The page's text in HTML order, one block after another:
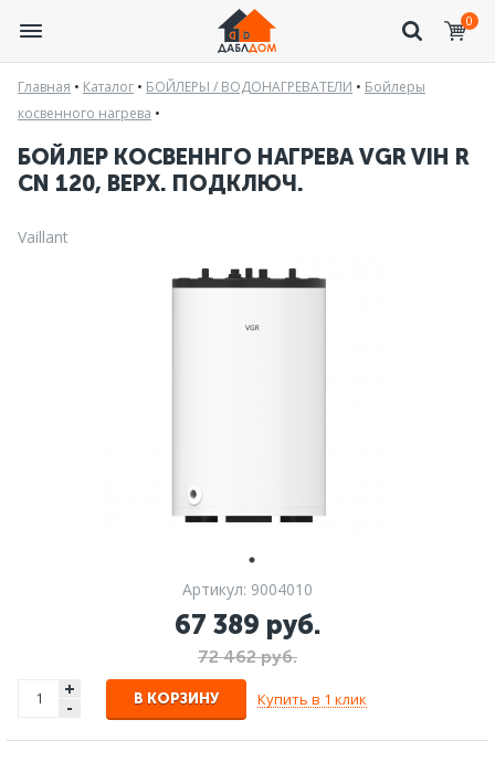
0
Главная • Каталог • БОЙЛЕРЫ / ВОДОНАГРЕВАТЕЛИ • Бойлеры
косвенного нагрева •
БОЙЛЕР КОСВЕННГО НАГРЕВА VGR VIH R
CN 120, ВЕРХ. ПОДКЛЮЧ.
Vaillant
Артикул: 9004010
67 389 руб.
72 462 руб.
+
- В КОРЗИНУ Купить в 1 клик